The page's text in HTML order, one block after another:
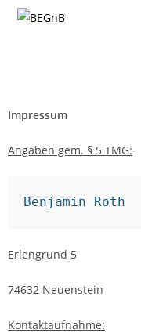
Impressum
Angaben gem. § 5 TMG:
Benjamin Roth
Erlengrund 5
74632 Neuenstein
Kontaktaufnahme: